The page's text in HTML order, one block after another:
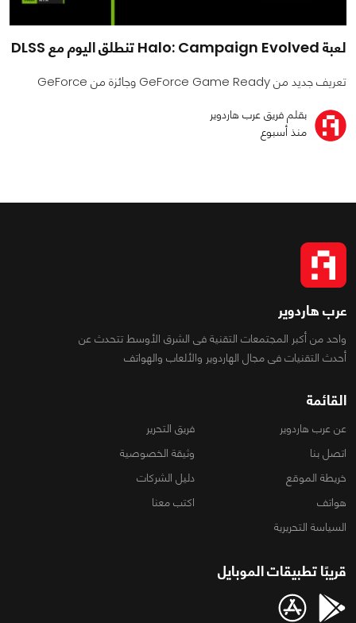
لعبة Halo: Campaign Evolved تنطلق اليوم مع DLSS
تعريف جديد من GeForce Game Ready وجائزة من GeForce
بقلم فريق عرب هاردوير
منذ أسبوع
عرب هاردوير
واحد من أكبر المجتمعات التقنية فى الشرق الأوسط تتحدث عن
أحدث التقنيات فى مجال الهاردوير والألعاب والهواتف
القائمة
عن عرب هاردوير
فريق التحرير
اتصل بنا
وثيقة الخصوصية
خريطة الموقع
دليل الشركات
هواتف
اكتب معنا
السياسة التحريرية
قريبًا تطبيقات الموبايل